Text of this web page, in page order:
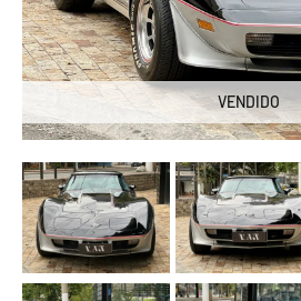
VENDIDO